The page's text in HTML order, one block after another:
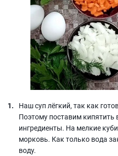
Наш суп лёгкий, так как
Поэтому поставим кипятить
ингредиенты. На мелкие
морковь. Как только вода
воду.